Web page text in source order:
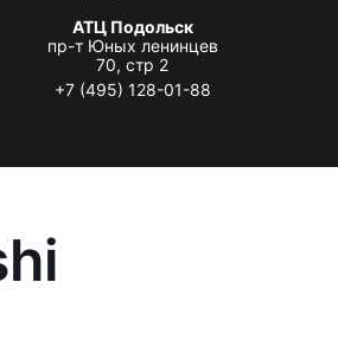
АТЦ Подольск
пр-т Юных ленинцев
70, стр 2
+7 (495) 128-01-88